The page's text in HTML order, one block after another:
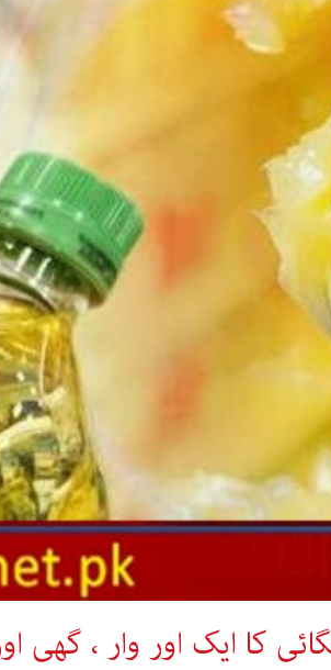
کا ایک اور وار ، گھی